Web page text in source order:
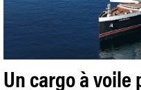
Un cargo à